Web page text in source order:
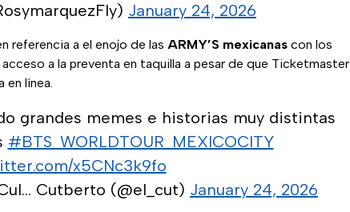
January 24, 2026
referencia a el enojo de las ARMY’S mexicanas con los
a la preventa en taquilla a pesar de que Ticketmaster
en línea.
grandes memes e historias muy distintas
#BTS_WORLDTOUR_MEXICOCITY
x5CNc3k9fo
Cutberto (@el_cut) January 24, 2026